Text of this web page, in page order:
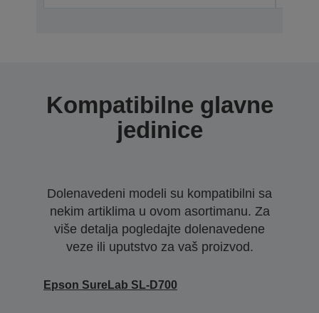
Kompatibilne glavne
jedinice
Dolenavedeni modeli su kompatibilni sa
nekim artiklima u ovom asortimanu. Za
više detalja pogledajte dolenavedene
veze ili uputstvo za vaš proizvod.
Epson SureLab SL-D700